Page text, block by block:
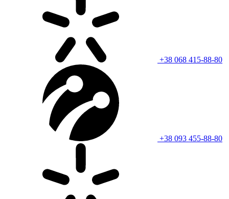
+38 068 415-88-80
+38 093 455-88-80